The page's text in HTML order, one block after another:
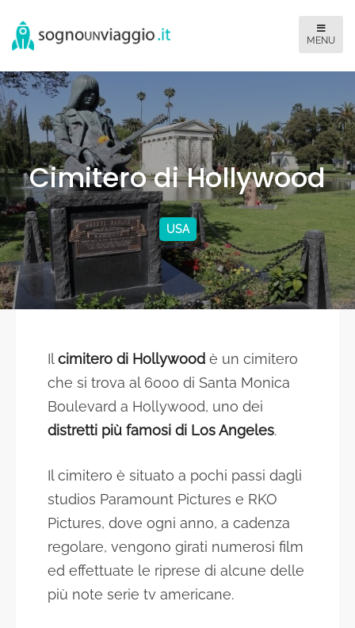
Cimitero di Hollywood
USA
Ilcimitero di Hollywood è un cimitero
che si trova al 6000 di Santa Monica
Boulevard a Hollywood, uno dei
distretti più famosi di Los Angeles.
Il cimitero è situato a pochi passi dagli
studios Paramount Pictures e RKO
Pictures, dove ogni anno, a cadenza
regolare, vengono girati numerosi film
ed effettuate le riprese di alcune delle
più note serie tv americane.